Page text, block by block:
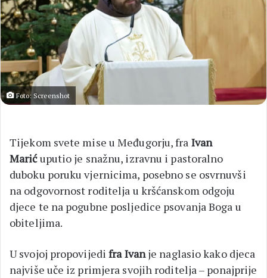
Foto: Screenshot
Tijekom svete mise u Međugorju, fra Ivan
Marićuputio je snažnu, izravnu i pastoralno
duboku poruku vjernicima, posebno se osvrnuvši
na odgovornost roditelja u kršćanskom odgoju
djece te na pogubne posljedice psovanja Boga u
obiteljima.
U svojoj propovijedi fra Ivanje naglasio kako djeca
najviše uče iz primjera svojih roditelja – ponajprije